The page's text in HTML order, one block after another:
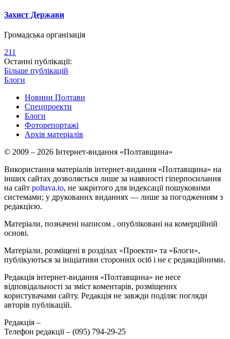
Захист Держави
Громадська організація
211
Останні публікації:
Більше публікацій
Блоги
Новини Полтави
Спецпроекти
Блоги
Фоторепортажі
Архів матеріалів
© 2009 – 2026 Інтернет-видання «Полтавщина»
Використання матеріалів інтернет-видання «Полтавщина» на
інших сайтах дозволяється лише за наявності гіперпосилання
на сайт poltava.to, не закритого для індексації пошуковими
системами; у друкованих виданнях — лише за погодженням з
редакцією.
Матеріали, позначені написом , опубліковані на комерційній
основі.
Матеріали, розміщені в розділах «Проекти» та «Блоги»,
публікуються за ініціативи сторонніх осіб і не є редакційними.
Редакція інтернет-видання «Полтавщина» не несе
відповідальності за зміст коментарів, розміщених
користувачами сайту. Редакція не завжди поділяє погляди
авторів публікацій.
Редакція –
Телефон редакції – (095) 794-29-25